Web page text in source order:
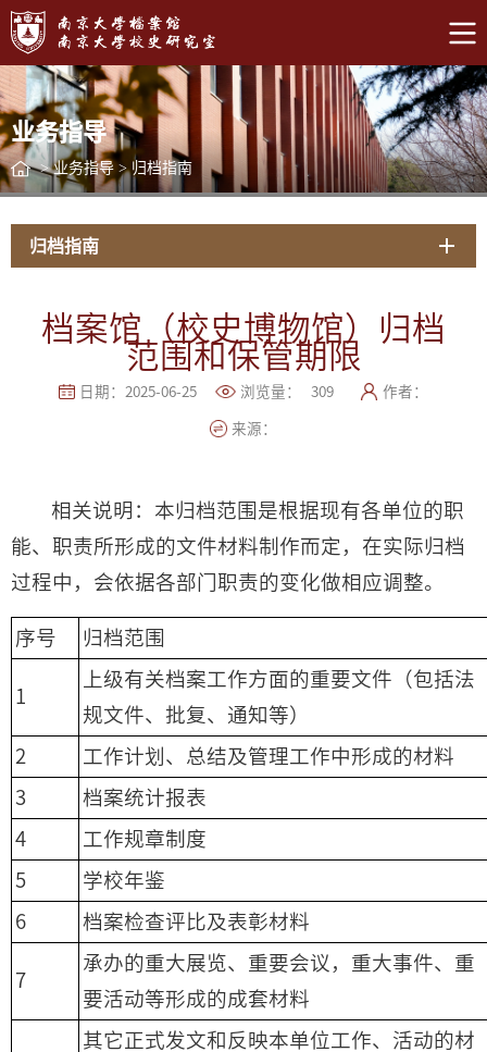
业务指导
> 业务指导 > 归档指南
归档指南
档案馆（校史博物馆）归档
范围和保管期限
日期：2025-06-25 浏览量： 309 作者：
来源：
相关说明：本归档范围是根据现有各单位的职
能、职责所形成的文件材料制作而定，在实际归档
过程中，会依据各部门职责的变化做相应调整。
序号 归档范围
1
上级有关档案工作方面的重要文件（包括法
规文件、批复、通知等）
2 工作计划、总结及管理工作中形成的材料
3 档案统计报表
4 工作规章制度
5 学校年鉴
6 档案检查评比及表彰材料
7
承办的重大展览、重要会议，重大事件、重
要活动等形成的成套材料
其它正式发文和反映本单位工作、活动的材